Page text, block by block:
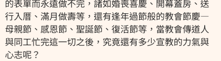
的表單而永遠做不完，諸如婚喪喜慶、開幕蓋房、送
行入厝、滿月做壽等，還有逢年過節般的教會節慶—
母親節、感恩節、聖誕節、復活節等，當教會傳道人
與同工忙完這一切之後，究竟還有多少宣教的力氣與
心志呢？